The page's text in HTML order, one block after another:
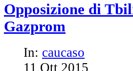
Opposizione di
Gazprom
In: caucaso
11 Ott 2015